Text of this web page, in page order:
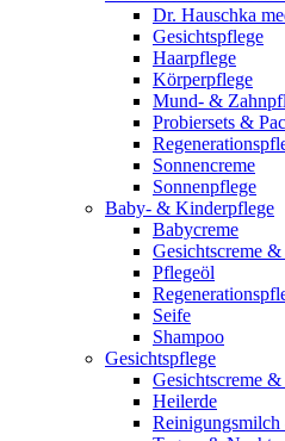
Dr. Hauschka
Gesichtspflege
Haarpflege
Körperpflege
Mund- &
Probiersets &
Sonnencreme
Sonnenpflege
Baby- & Kinderpflege
Babycreme
Gesichtscreme &
Pflegeöl
Seife
Shampoo
Gesichtspflege
Gesichtscreme &
Heilerde